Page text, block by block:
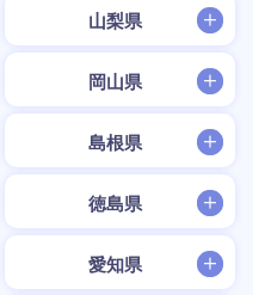
山梨県
岡山県
島根県
徳島県
愛知県